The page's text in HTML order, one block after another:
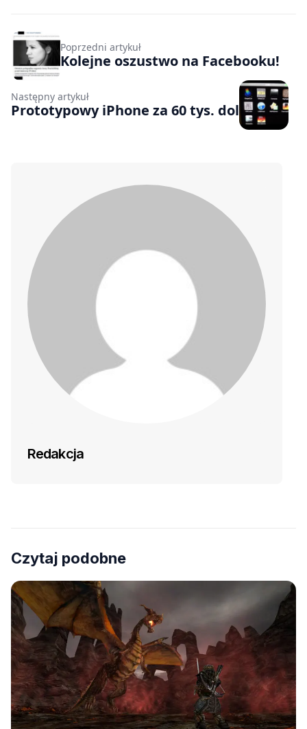
Poprzedni artykuł
Kolejne oszustwo na Facebooku!
Następny artykuł
Prototypowy iPhone za 60 tys. dol
Redakcja
Czytaj podobne